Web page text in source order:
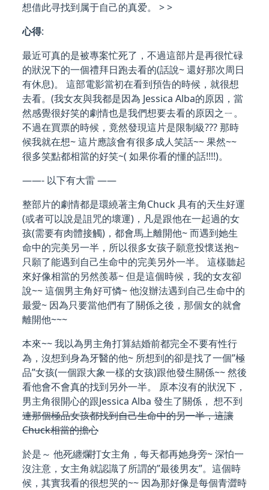
想借此寻找到属于自己的真爱。 > >
心得:
最近可真的是被專案忙死了，不過這部片是再很忙碌
的狀況下的一個禮拜日跑去看的(話說~ 還好那次周日
有休息)。 這部電影當初在看到預告的時候，就很想
去看。(我女友與我都是因為 Jessica Alba的原因，當
然感覺很好笑的劇情也是我們想要去看的原因之ㄧ。
不過在買票的時候，竟然發現這片是限制級??? 那時
候我就在想~ 這片應該會有很多成人笑話~~ 果然~~
很多笑點都相當的好笑~( 如果你看的懂的話!!!!)。
——- 以下有大雷 ——
整部片的劇情都是環繞著主角Chuck 具有的天生好運
(或者可以說是詛咒的壞運)，凡是跟他在一起過的女
孩(需要有肉體接觸)，都會馬上離開他~ 而遇到她生
命中的完美另一半，所以很多女孩子願意投懷送抱~
只願了能遇到自己生命中的完美另外一半。 這樣聽起
來好像相當的另然羨慕~ 但是這個時候，我的女友卻
說~~ 這個男主角好可憐~ 他沒辦法遇到自己生命中的
最愛~ 因為只要當他們有了關係之後，那個女的就會
離開他~~~
本來~~ 我以為男主角打算結婚前都完全不要有性行
為，沒想到身為牙醫的他~ 所想到的卻是找了一個”極
品”女孩(一個跟大象一樣的女孩)跟他發生關係~~ 然後
看他會不會真的找到另外一半。 原本沒有的狀況下，
男主角很開心的跟Jessica Alba 發生了關係， 想不到
連那個極品女孩都找到自己生命中的另一半，這讓
Chuck相當的擔心
於是～ 他死纏爛打女主角，每天都再她身旁~ 深怕一
沒注意，女主角就認識了所謂的”最後男友”。這個時
候，其實我看的很想哭的~~ 因為那好像是每個青澀時